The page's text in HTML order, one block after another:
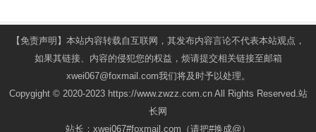
【免责声明】本站内容转载自互联网，其发布内容言论不代表本站观点，
如果其链接、内容的侵犯您的权益，烦请提交相关链接至邮箱
xwei067@foxmail.com我们将及时予以处理。
Copygight © 2020-2023 https://www.zwzz.com.cn All Rights Reserved.站
长网
站长：xwei067#foxmail.com（请把#换成@）